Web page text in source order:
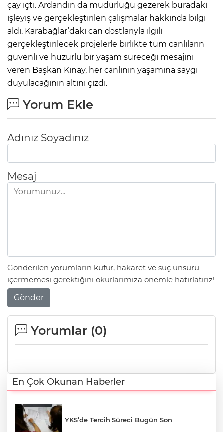
çay içti. Ardandın da müdürlüğü gezerek buradaki
işleyiş ve gerçekleştirilen çalışmalar hakkında bilgi
aldı. Karabağlar’daki can dostlarıyla ilgili
gerçekleştirilecek projelerle birlikte tüm canlıların
güvenli ve huzurlu bir yaşam süreceği mesajını
veren Başkan Kınay, her canlının yaşamına saygı
duyulacağının altını çizdi.
Yorum Ekle
Adınız Soyadınız
Mesaj
Gönderilen yorumların küfür, hakaret ve suç unsuru
içermemesi gerektiğini okurlarımıza önemle hatırlatırız!
Gönder
Yorumlar (0)
En Çok Okunan Haberler
YKS’de Tercih Süreci Bugün Son